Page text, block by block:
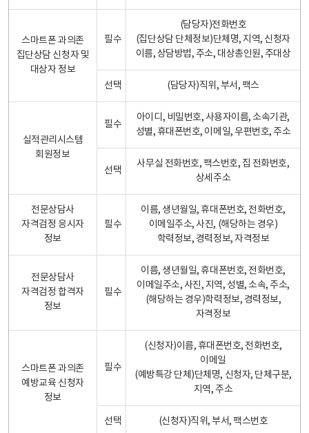
스마트폰 과의존
집단상담 신청자 및
대상자 정보
필수
(담당자)전화번호
(집단상담 단체정보)단체명, 지역, 신청자
이름, 상담방법, 주소, 대상총인원, 주대상
선택 (담당자)직위, 부서, 팩스
실적관리시스템
회원정보
필수
아이디, 비밀번호, 사용자이름, 소속기관,
성별, 휴대폰번호, 이메일, 우편번호, 주소
선택
사무실 전화번호, 팩스번호, 집 전화번호,
상세주소
전문상담사
자격검정 응시자
정보
필수
이름, 생년월일, 휴대폰번호, 전화번호,
이메일주소, 사진, (해당하는 경우)
학력정보, 경력정보, 자격정보
전문상담사
자격검정 합격자
정보
필수
이름, 생년월일, 휴대폰번호, 전화번호,
이메일주소, 사진, 지역, 성별, 소속, 주소,
(해당하는 경우)학력정보, 경력정보,
자격정보
스마트폰 과의존
예방교육 신청자
정보
필수
(신청자)이름, 휴대폰번호, 전화번호,
이메일
(예방특강 단체)단체명, 신청자, 단체구분,
지역, 주소
선택 (신청자)직위, 부서, 팩스번호